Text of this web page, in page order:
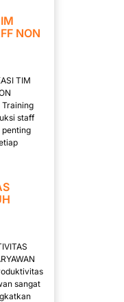
NON
TIM
Training
staff
penting
sangat